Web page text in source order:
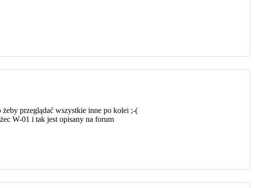
przeglądać wszystkie inne po kolei ;-(
W-01 i tak jest opisany na forum